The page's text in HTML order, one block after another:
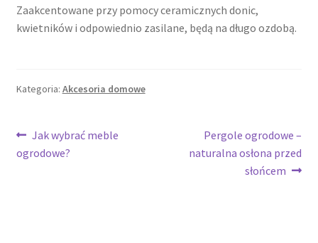
Zaakcentowane przy pomocy ceramicznych donic,
kwietników i odpowiednio zasilane, będą na długo ozdobą.
Kategoria: Akcesoria domowe
Nawigacja
wpisu
Poprzedni
wpis:
Jak wybrać meble
ogrodowe?
Następny
wpis:
Pergole ogrodowe –
naturalna osłona przed
słońcem